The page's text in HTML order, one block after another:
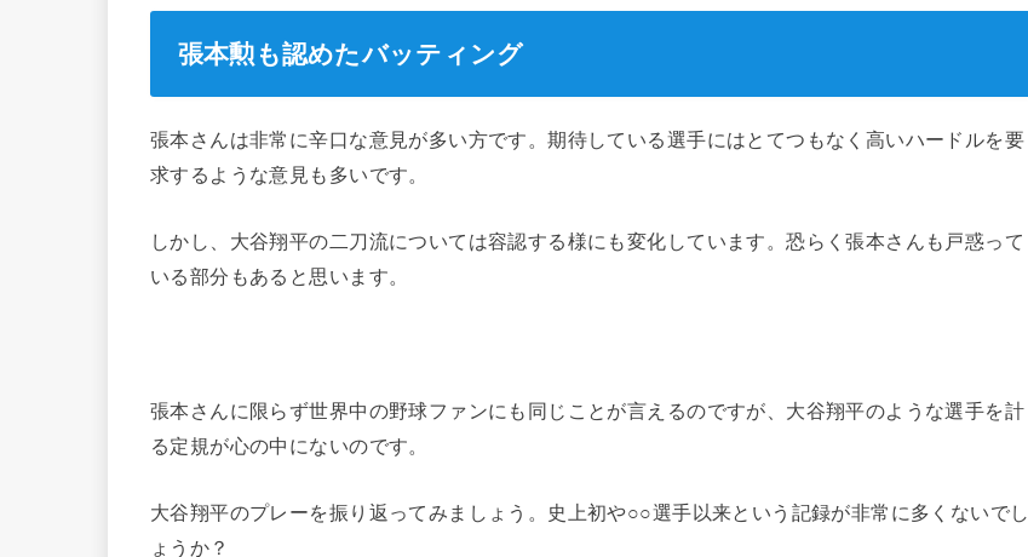
張本勲も認めたバッティング
張本さんは非常に辛口な意見が多い方です。期待している選手にはとてつもなく高いハードルを要
求するような意見も多いです。
しかし、大谷翔平の二刀流については容認する様にも変化しています。恐らく張本さんも戸惑って
いる部分もあると思います。
張本さんに限らず世界中の野球ファンにも同じことが言えるのですが、大谷翔平のような選手を計
る定規が心の中にないのです。
大谷翔平のプレーを振り返ってみましょう。史上初や○○選手以来という記録が非常に多くないでし
ょうか？